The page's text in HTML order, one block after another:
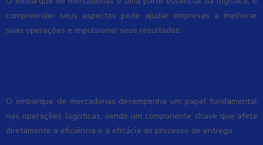
compreender seus aspectos pode ajudar empresas a melhorar
suas operações e impulsionar seus resultados.
O embarque de mercadorias desempenha um papel fundamental
nas operações logísticas, sendo um componente chave que afeta
diretamente a eficiência e a eficácia do processo de entrega.